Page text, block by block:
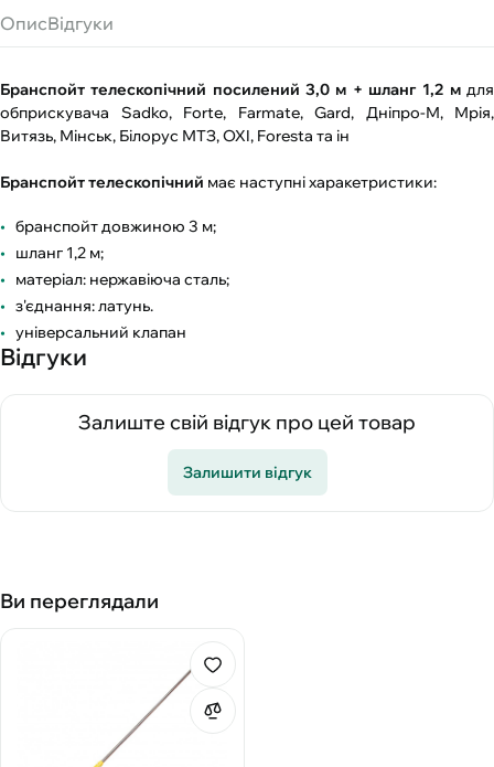
ОписВідгуки
Бранспойт телескопічний посилений 3,0 м + шланг 1,2 мдля
обприскувача Sadko, Forte, Farmate, Gard, Дніпро-М, Мрія,
Витязь, Мінськ, Білорус МТЗ, OXI, Foresta та ін
Бранспойт телескопічний має наступні харакетристики:
бранспойт довжиною 3 м;
шланг 1,2 м;
матеріал: нержавіюча сталь;
з'єднання: латунь.
універсальний клапан
Відгуки
Залиште свій відгук про цей товар
Залишити відгук
Ви переглядали